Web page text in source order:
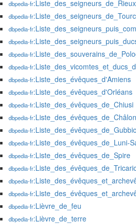
dbpedia-fr:Liste_des_seigneurs_de_Rieux
dbpedia-fr
dbpedia-fr
dbpedia-fr
dbpedia-fr
dbpedia-fr
dbpedia-fr:Liste_des_évêques_d'Amiens
dbpedia-fr:Liste_des_évêques_d'Orléans
dbpedia-fr:Liste_des_évêques_de_Chiusi
dbpedia-fr
dbpedia-fr
dbpedia-fr:Liste_des_évêques_de_Luni-
dbpedia-fr:Liste_des_évêques_de_Spire
dbpedia-fr
dbpedia-fr
dbpedia-fr
dbpedia-fr:Lièvre_de_feu
dbpedia-fr:Lièvre_de_terre